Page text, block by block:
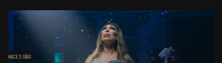
HACE 3 DÍAS